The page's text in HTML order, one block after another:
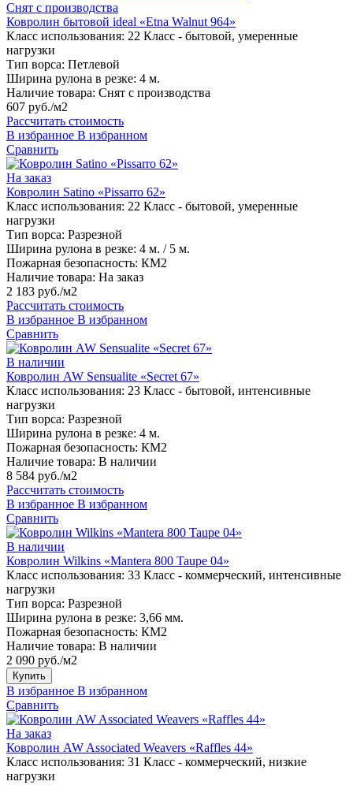
Снят с производства
Ковролин бытовой ideal «Etna Walnut 964»
Класс использования: 22 Класс - бытовой, умеренные
нагрузки
Тип ворса: Петлевой
Ширина рулона в резке: 4 м.
Наличие товара: Снят с производства
607 руб./м2
Рассчитать стоимость
В избранное В избранном
Сравнить
На заказ
Ковролин Satino «Pissarro 62»
Класс использования: 22 Класс - бытовой, умеренные
нагрузки
Тип ворса: Разрезной
Ширина рулона в резке: 4 м. / 5 м.
Пожарная безопасность: КМ2
Наличие товара: На заказ
2 183 руб./м2
Рассчитать стоимость
В избранное В избранном
Сравнить
В наличии
Ковролин AW Sensualite «Secret 67»
Класс использования: 23 Класс - бытовой, интенсивные
нагрузки
Тип ворса: Разрезной
Ширина рулона в резке: 4 м.
Пожарная безопасность: КМ2
Наличие товара: В наличии
8 584 руб./м2
Рассчитать стоимость
В избранное В избранном
Сравнить
В наличии
Ковролин Wilkins «Mantera 800 Taupe 04»
Класс использования: 33 Класс - коммерческий, интенсивные
нагрузки
Тип ворса: Разрезной
Ширина рулона в резке: 3,66 мм.
Пожарная безопасность: КМ2
Наличие товара: В наличии
2 090 руб./м2
Купить
В избранное В избранном
Сравнить
На заказ
Ковролин AW Associated Weavers «Raffles 44»
Класс использования: 31 Класс - коммерческий, низкие
нагрузки